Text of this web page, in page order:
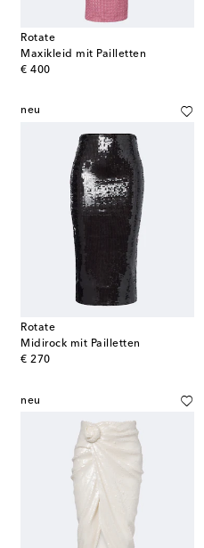
Rotate
Maxikleid mit Pailletten
€ 400
original price
neu
Rotate
Midirock mit Pailletten
€ 270
original price
neu